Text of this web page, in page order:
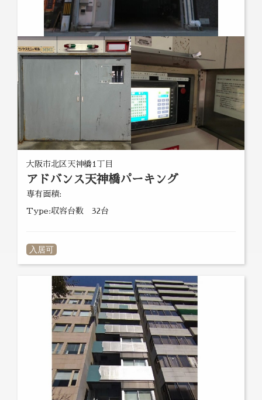
大阪市北区天神橋1丁目
アドバンス天神橋パーキング
専有面積:
Type:収容台数 32台
入居可